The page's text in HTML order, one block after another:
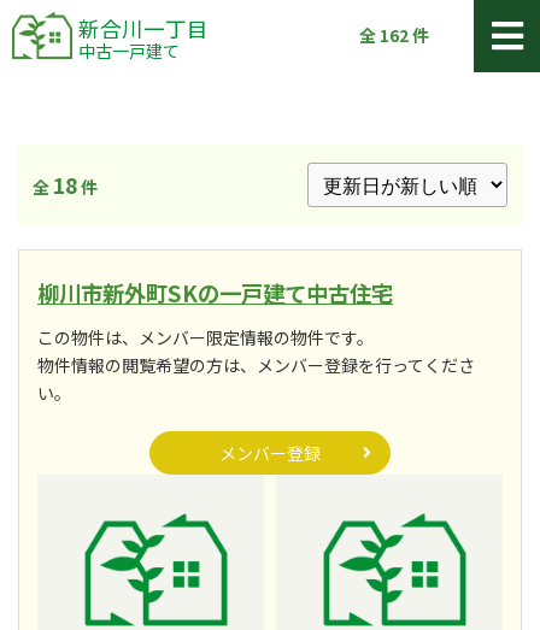
新合川一丁目
中古一戸建て
全 162件
全 18件
柳川市新外町SKの一戸建て中古住宅
この物件は、メンバー限定情報の物件です。
物件情報の閲覧希望の方は、メンバー登録を行ってくださ
い。
メンバー登録